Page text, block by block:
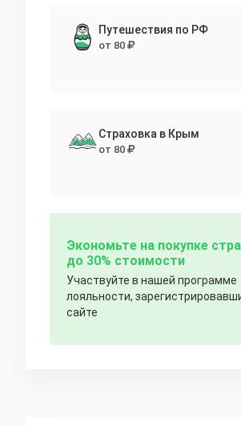
Путешествия по РФ
от 80
Страховка в Крым
от 80
Экономьте на покупке
до 30% стоимости
Участвуйте в нашей программе
лояльности,
сайте